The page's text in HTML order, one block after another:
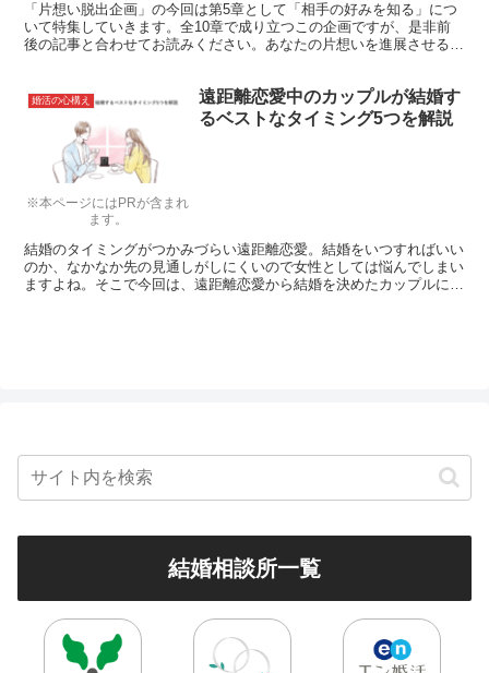
「片想い脱出企画」の今回は第5章として「相手の好みを知る」につ
いて特集していきます。全10章で成り立つこの企画ですが、是非前
後の記事と合わせてお読みください。あなたの片想いを進展させるコ
※本ページにはPRが含まれ
ます。
婚活の心構え
遠距離恋愛中のカップルが結婚す
るベストなタイミング5つを解説
結婚のタイミングがつかみづらい遠距離恋愛。結婚をいつすればいい
のか、なかなか先の見通しがしにくいので女性としては悩んでしまい
ますよね。そこで今回は、遠距離恋愛から結婚を決めたカップルにア
結婚相談所一覧